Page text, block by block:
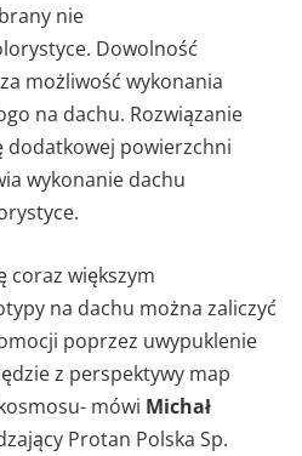
nie
Dowolność
możliwość wykonania
na dachu. Rozwiązanie
dodatkowej powierzchni
wykonanie dachu
coraz większym
na dachu można zaliczyć
poprzez uwypuklenie
z perspektywy map
mówi Michał
Protan Polska Sp.